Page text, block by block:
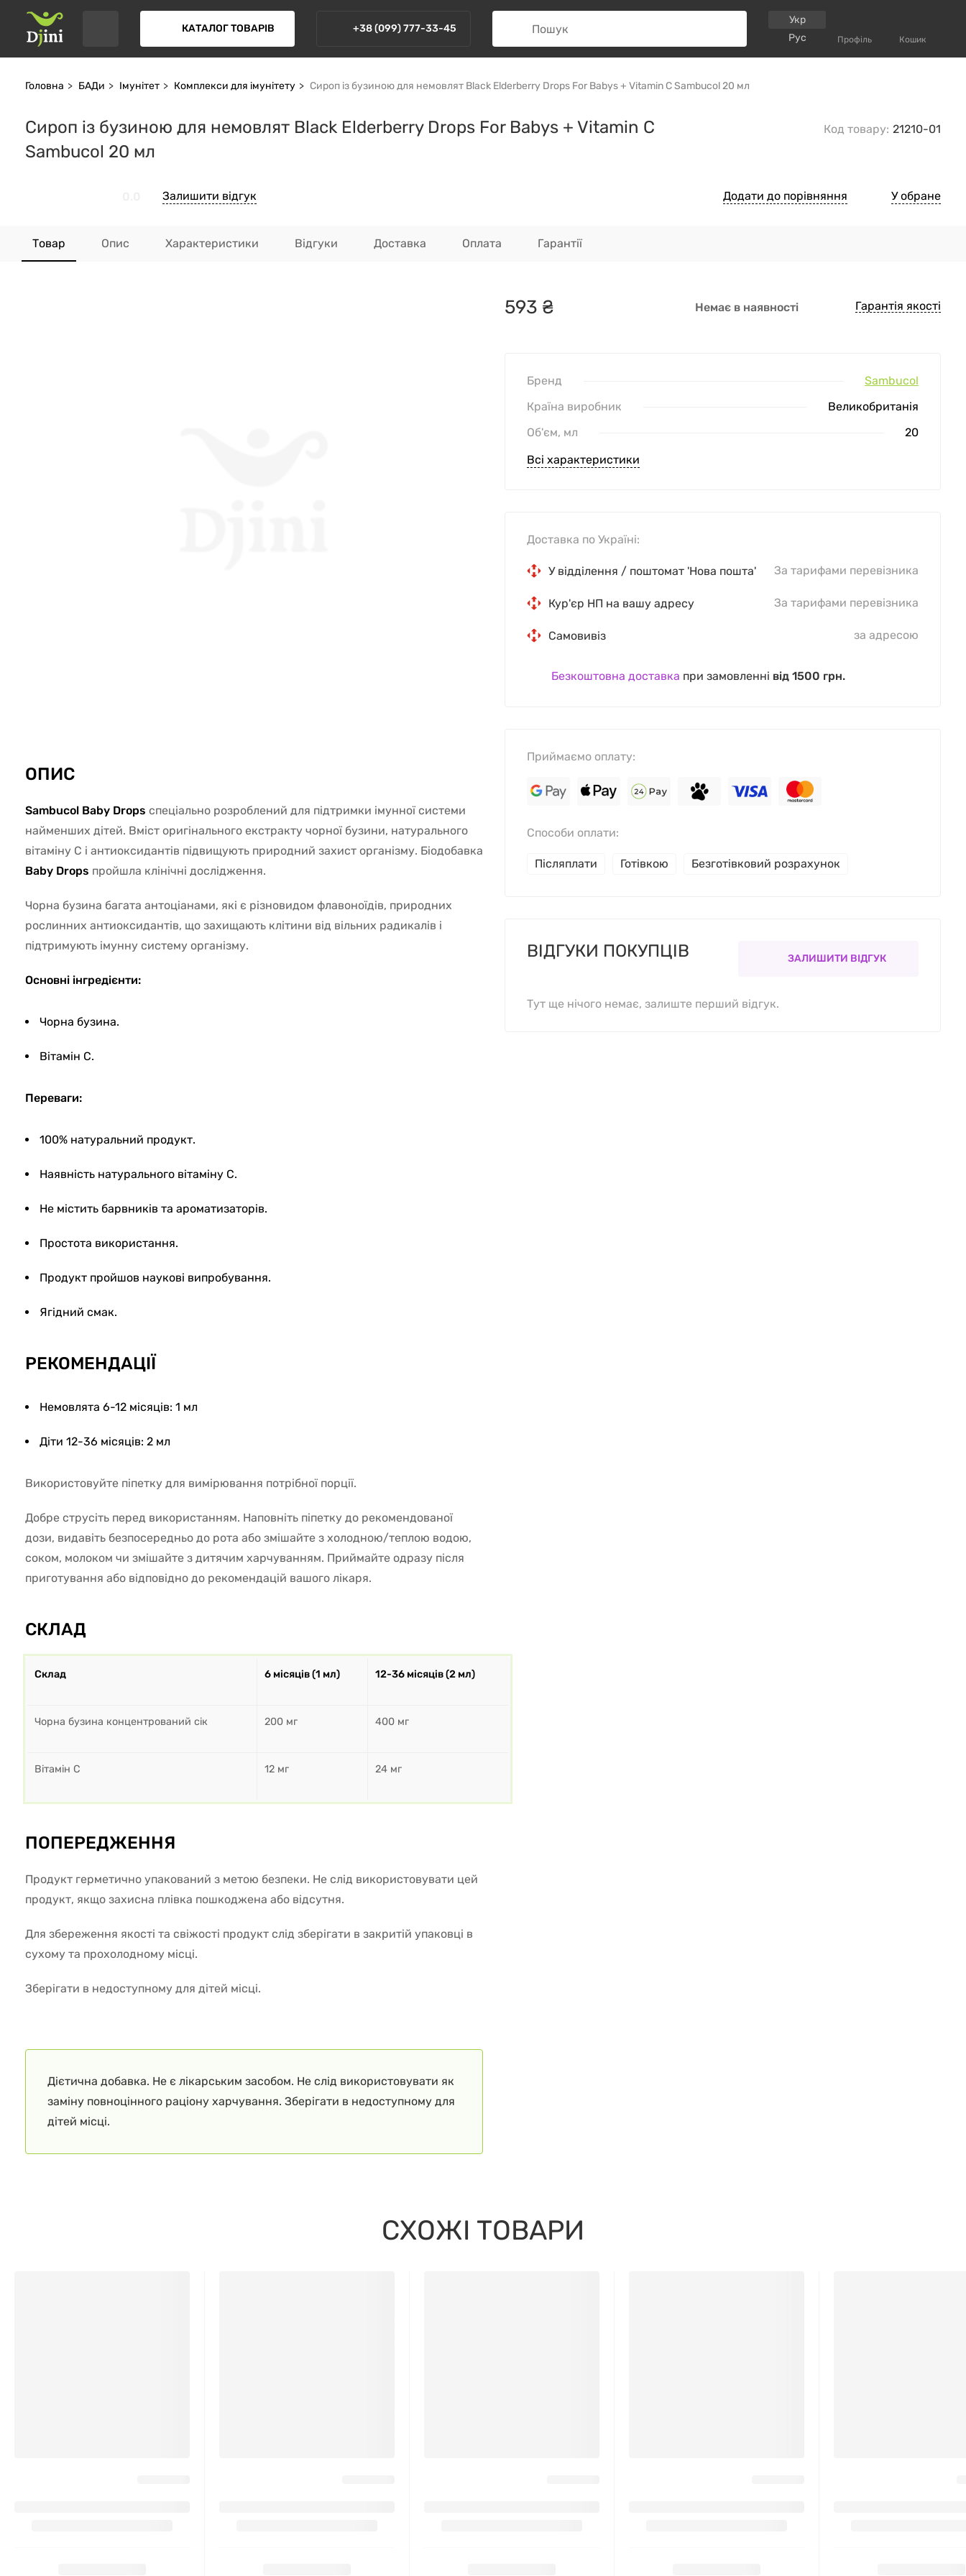
КАТАЛОГ ТОВАРІВ +38 (099) 777-33-45
Укр
Рус
Профіль Кошик
Головна БАДи Імунітет Комплекси для імунітету Сироп із бузиною для немовлят Black Elderberry Drops For Babys + Vitamin C Sambucol 20 мл
Сироп із бузиною для немовлят Black Elderberry Drops For Babys + Vitamin C
Sambucol 20 мл
Код товару: 21210-01
Залишити відгук Додати до порівняння У обране
Товар Опис Характеристики Відгуки Доставка Оплата Гарантії
Дієтична добавка. Не є лікарським засобом. Не слід використовувати як
заміну повноцінного раціону харчування. Зберігати в недоступному для
дітей місці.
ОПИС
Sambucol Baby Drops спеціально розроблений для підтримки імунної системи
найменших дітей. Вміст оригінального екстракту чорної бузини, натурального
вітаміну С і антиоксидантів підвищують природний захист організму. Біодобавка
Baby Drops пройшла клінічні дослідження.
Чорна бузина багата антоціанами, які є різновидом флавоноїдів, природних
рослинних антиоксидантів, що захищають клітини від вільних радикалів і
підтримують імунну систему організму.
Основні інгредієнти:
Чорна бузина.
Вітамін С.
Переваги:
100% натуральний продукт.
Наявність натурального вітаміну С.
Не містить барвників та ароматизаторів.
Простота використання.
Продукт пройшов наукові випробування.
Ягідний смак.
РЕКОМЕНДАЦІЇ
Немовлята 6-12 місяців: 1 мл
Діти 12-36 місяців: 2 мл
Використовуйте піпетку для вимірювання потрібної порції.
Добре струсіть перед використанням. Наповніть піпетку до рекомендованої
дози, видавіть безпосередньо до рота або змішайте з холодною/теплою водою,
соком, молоком чи змішайте з дитячим харчуванням. Приймайте одразу після
приготування або відповідно до рекомендацій вашого лікаря.
СКЛАД
Склад 6 місяців (1 мл) 12-36 місяців (2 мл)
Чорна бузина концентрований сік 200 мг 400 мг
Вітамін С 12 мг 24 мг
ПОПЕРЕДЖЕННЯ
Продукт герметично упакований з метою безпеки. Не слід використовувати цей
продукт, якщо захисна плівка пошкоджена або відсутня.
Для збереження якості та свіжості продукт слід зберігати в закритій упаковці в
сухому та прохолодному місці.
Зберігати в недоступному для дітей місці.
593 ₴ Немає в наявності Гарантія якості
Доставка по Україні:
У відділення / поштомат 'Нова пошта' За тарифами перевізника
Кур'єр НП на вашу адресу За тарифами перевізника
Самовивіз за адресою
Безкоштовна доставка при замовленні від 1500 грн.
Приймаємо оплату:
Способи оплати:
Післяплати Готівкою Безготівковий розрахунок
Бренд
Sambucol
Країна виробник
Великобританія
Об'єм, мл
20
Всі характеристики
ВІДГУКИ ПОКУПЦІВ ЗАЛИШИТИ ВІДГУК
Тут ще нічого немає, залиште перший відгук.
СХОЖІ ТОВАРИ